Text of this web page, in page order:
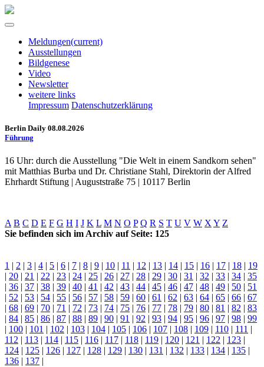
Meldungen(current)
Ausstellungen
Bildgenese
Video
Newsletter
weitere links
Impressum Datenschutzerklärung
Berlin Daily 08.08.2026
Führung
16 Uhr: durch die Ausstellung "Die Welt in einem Sandkorn sehen"
mit Matthias Burba und Dr. Christiane Stahl, Direktorin der Alfred
Ehrhardt Stiftung | Auguststraße 75 | 10117 Berlin
A B C D E F G H I J K L M N O P Q R S T U V W X Y Z
Sie befinden sich im Archiv auf Seite: 125
1 | 2 | 3 | 4 | 5 | 6 | 7 | 8 | 9 | 10 | 11 | 12 | 13 | 14 | 15 | 16 | 17 | 18 | 19
| 20 | 21 | 22 | 23 | 24 | 25 | 26 | 27 | 28 | 29 | 30 | 31 | 32 | 33 | 34 | 35
| 36 | 37 | 38 | 39 | 40 | 41 | 42 | 43 | 44 | 45 | 46 | 47 | 48 | 49 | 50 | 51
| 52 | 53 | 54 | 55 | 56 | 57 | 58 | 59 | 60 | 61 | 62 | 63 | 64 | 65 | 66 | 67
| 68 | 69 | 70 | 71 | 72 | 73 | 74 | 75 | 76 | 77 | 78 | 79 | 80 | 81 | 82 | 83
| 84 | 85 | 86 | 87 | 88 | 89 | 90 | 91 | 92 | 93 | 94 | 95 | 96 | 97 | 98 | 99
| 100 | 101 | 102 | 103 | 104 | 105 | 106 | 107 | 108 | 109 | 110 | 111 |
112 | 113 | 114 | 115 | 116 | 117 | 118 | 119 | 120 | 121 | 122 | 123 |
124 | 125 | 126 | 127 | 128 | 129 | 130 | 131 | 132 | 133 | 134 | 135 |
136 | 137 |